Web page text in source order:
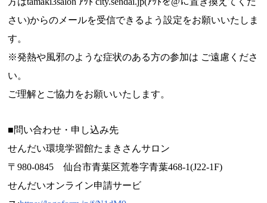
さい)からのメールを受信できるよう設定をお願いいたしま
す。
※発熱や風邪のような症状のある方の参加は ご遠慮くださ
い。
ご理解とご協力をお願いいたします。
■問い合わせ・申し込み先
せんだい環境学習館たまきさんサロン
〒980-0845 仙台市青葉区荒巻字青葉468-1(J22-1F)
せんだいオンライン申請サービ